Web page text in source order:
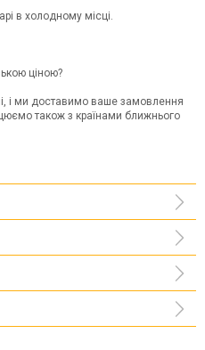
в холодному місці.
ціною?
і ми доставимо ваше замовлення
також з країнами ближнього